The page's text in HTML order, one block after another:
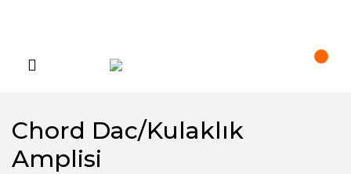
Chord Dac/kulaklık
Amplisi